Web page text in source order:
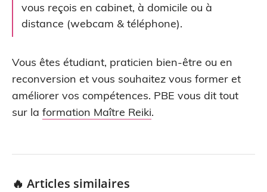
vous reçois en cabinet, à domicile ou à
distance (webcam & téléphone).
Vous êtes étudiant, praticien bien-être ou en
reconversion et vous souhaitez vous former et
améliorer vos compétences. PBE vous dit tout
sur la formation Maître Reiki.
🔥 Articles similaires